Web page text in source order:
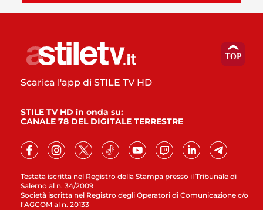
Testata iscritta nel Registro della Stampa presso il Tribunale di
Salerno al n. 34/2009
Società iscritta nel Registro degli Operatori di Comunicazione c/o
l’AGCOM al n. 20133
Scarica l'app di STILE TV HD
STILE TV HD in onda su:
CANALE 78 DEL DIGITALE TERRESTRE